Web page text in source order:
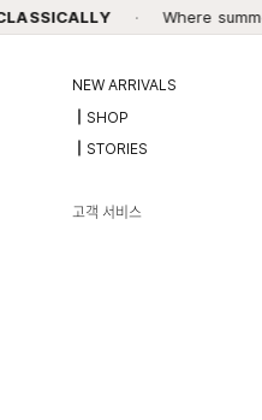
· Where summer slows down
NEW ARRIVALS
┃SHOP
┃STORIES
고객 서비스